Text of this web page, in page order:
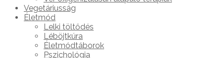
Vegetáriusság
Életmód
Lelki töltődés
Léböjtkúra
Életmódtáborok
Pszichológia